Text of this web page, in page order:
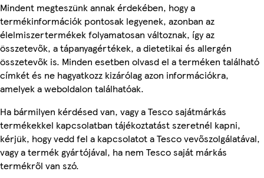
Mindent megteszünk annak érdekében, hogy a
termékinformációk pontosak legyenek, azonban az
élelmiszertermékek folyamatosan változnak, így az
összetevők, a tápanyagértékek, a dietetikai és allergén
összetevők is. Minden esetben olvasd el a terméken található
címkét és ne hagyatkozz kizárólag azon információkra,
amelyek a weboldalon találhatóak.
Ha bármilyen kérdésed van, vagy a Tesco sajátmárkás
termékekkel kapcsolatban tájékoztatást szeretnél kapni,
kérjük, hogy vedd fel a kapcsolatot a Tesco vevőszolgálatával,
vagy a termék gyártójával, ha nem Tesco saját márkás
termékről van szó.